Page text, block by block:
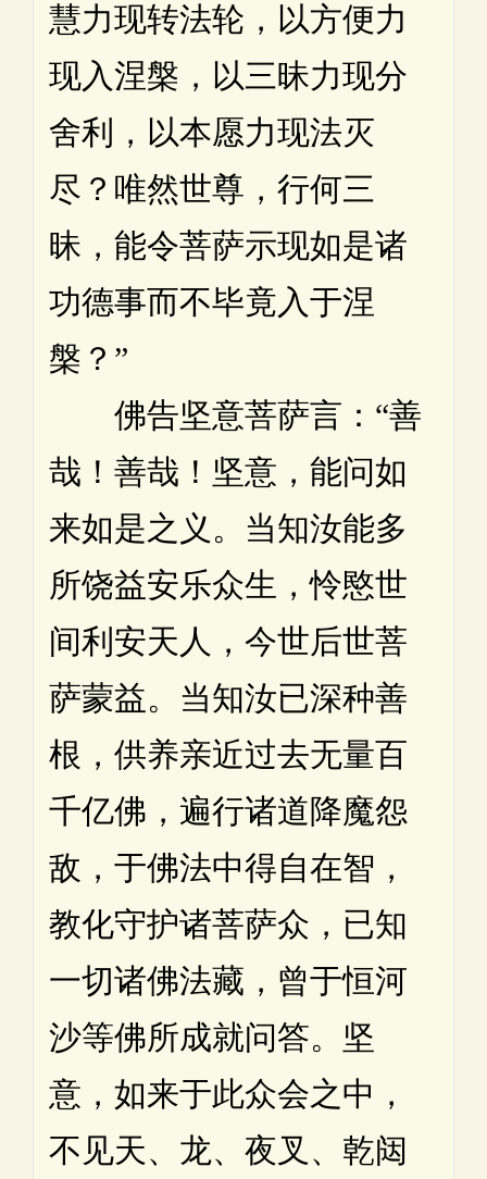
慧力现转法轮，以方便力
现入涅槃，以三昧力现分
舍利，以本愿力现法灭
尽？唯然世尊，行何三
昧，能令菩萨示现如是诸
功德事而不毕竟入于涅
槃？”
佛告坚意菩萨言：“善
哉！善哉！坚意，能问如
来如是之义。当知汝能多
所饶益安乐众生，怜愍世
间利安天人，今世后世菩
萨蒙益。当知汝已深种善
根，供养亲近过去无量百
千亿佛，遍行诸道降魔怨
敌，于佛法中得自在智，
教化守护诸菩萨众，已知
一切诸佛法藏，曾于恒河
沙等佛所成就问答。坚
意，如来于此众会之中，
不见天、龙、夜叉、乾闼